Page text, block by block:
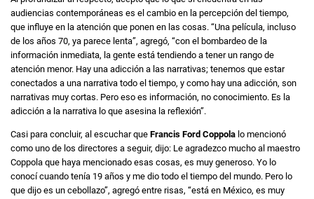
audiencias contemporáneas es el cambio en la percepción del tiempo,
que influye en la atención que ponen en las cosas. “Una película, incluso
de los años 70, ya parece lenta”, agregó, “con el bombardeo de la
información inmediata, la gente está tendiendo a tener un rango de
atención menor. Hay una adicción a las narrativas; tenemos que estar
conectados a una narrativa todo el tiempo, y como hay una adicción, son
narrativas muy cortas. Pero eso es información, no conocimiento. Es la
adicción a la narrativa lo que asesina la reflexión”.
Casi para concluir, al escuchar que Francis Ford Coppola lo mencionó
como uno de los directores a seguir, dijo: Le agradezco mucho al maestro
Coppola que haya mencionado esas cosas, es muy generoso. Yo lo
conocí cuando tenía 19 años y me dio todo el tiempo del mundo. Pero lo
que dijo es un cebollazo”, agregó entre risas, “está en México, es muy